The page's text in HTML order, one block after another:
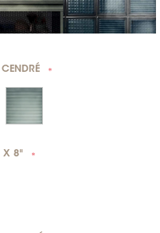
*
X 8" *